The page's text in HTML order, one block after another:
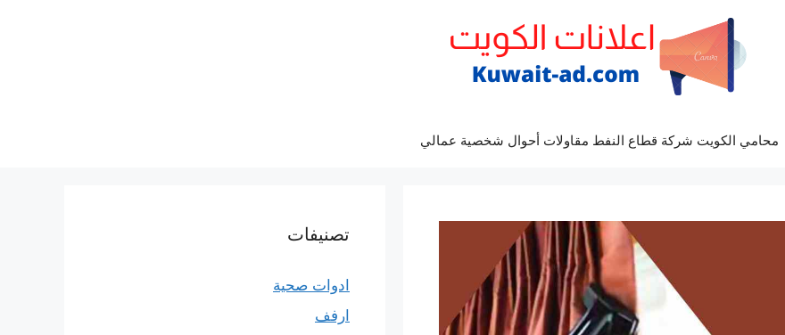
محامي الكويت شركة قطاع النفط مقاولات أحوال شخصية عمالي
تصنيفات
ادوات صحية
ارفف